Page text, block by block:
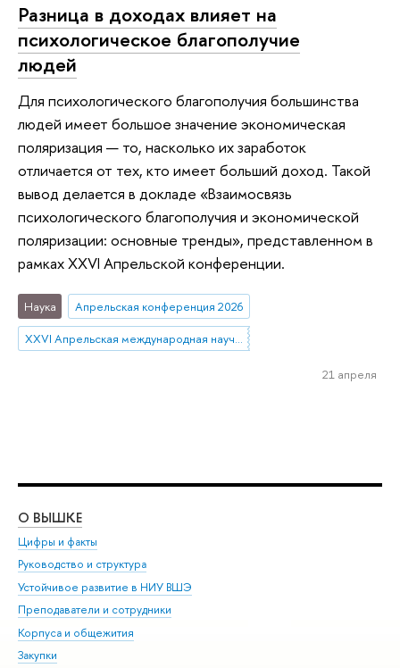
Разница в доходах влияет на
психологическое благополучие
людей
Для психологического благополучия большинства
людей имеет большое значение экономическая
поляризация — то, насколько их заработок
отличается от тех, кто имеет больший доход. Такой
вывод делается в докладе «Взаимосвязь
психологического благополучия и экономической
поляризации: основные тренды», представленном в
рамках XXVI Апрельской конференции.
Наука
Апрельская конференция 2026
XXVI Апрельская международная научная конференция имени Е.Г. Ясина
21 апреля
О ВЫШКЕ
Цифры и факты
Руководство и структура
Устойчивое развитие в НИУ ВШЭ
Преподаватели и сотрудники
Корпуса и общежития
Закупки